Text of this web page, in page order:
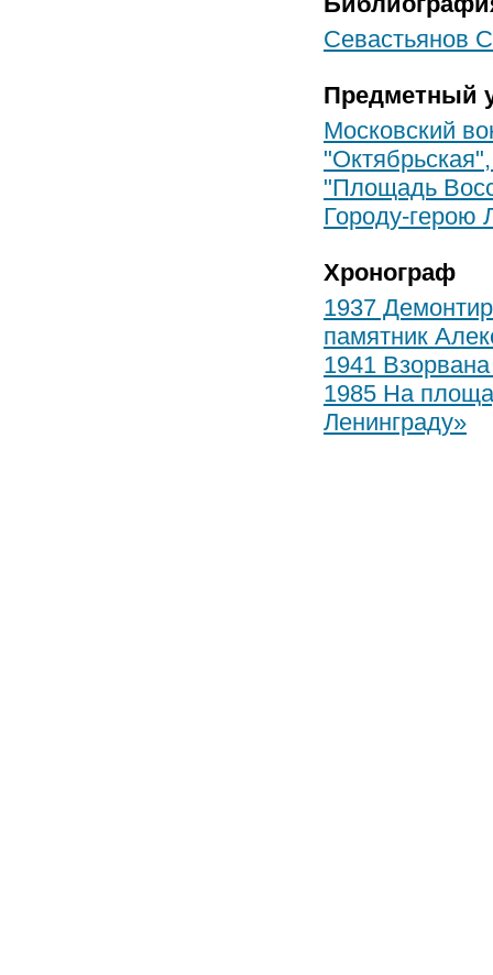
Севастьянов
Предметный
Московский
"Площадь
Городу-герою
Хронограф
1937
памятник
1941
1985 На
Ленинграду»